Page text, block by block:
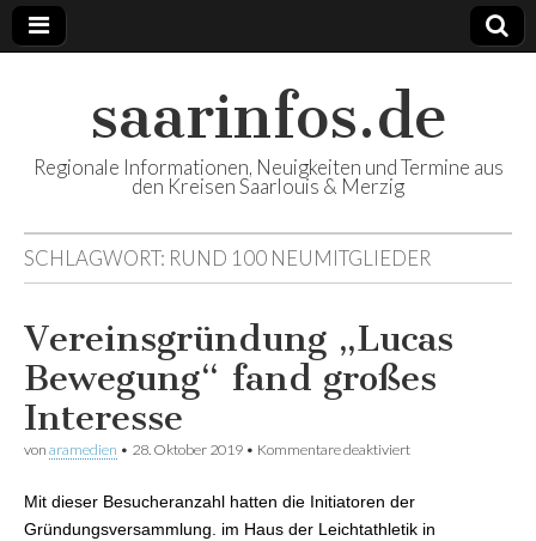
saarinfos.de
Regionale Informationen, Neuigkeiten und Termine aus
den Kreisen Saarlouis & Merzig
SCHLAGWORT: RUND 100 NEUMITGLIEDER
Vereinsgründung „Lucas
Bewegung“ fand großes
Interesse
von aramedien • 28. Oktober 2019 • Kommentare deaktiviert
fand großes
Interesse
Mit dieser Besucheranzahl hatten die Initiatoren der
Gründungsversammlung. im Haus der Leichtathletik in